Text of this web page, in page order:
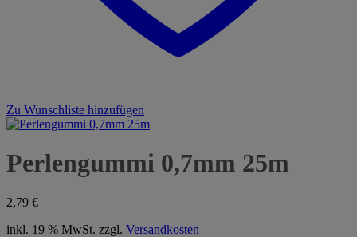
Zu Wunschliste hinzufügen
Perlengummi 0,7mm 25m
2,79 €
inkl. 19 % MwSt. zzgl. Versandkosten